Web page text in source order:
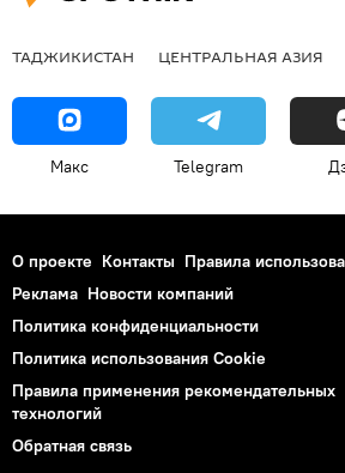
ТАДЖИКИСТАН ЦЕНТРАЛЬНАЯ АЗИЯ
Макс Telegram
О проекте Контакты Правила
Реклама Новости компаний
Политика конфиденциальности
Политика использования Cookie
Правила применения рекомендательных
технологий
Обратная связь